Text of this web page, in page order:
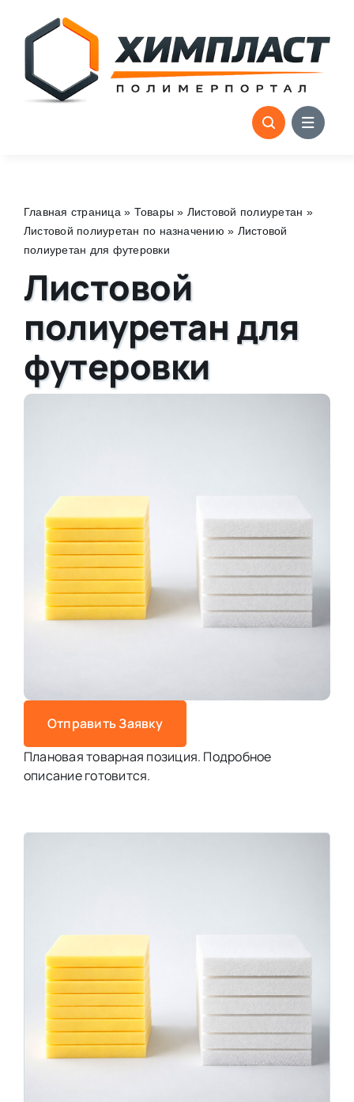
content
Главная страница » Товары » Листовой полиуретан »
Листовой полиуретан по назначению » Листовой
полиуретан для футеровки
Листовой
полиуретан для
футеровки
Отправить Заявку
Плановая товарная позиция. Подробное
описание готовится.